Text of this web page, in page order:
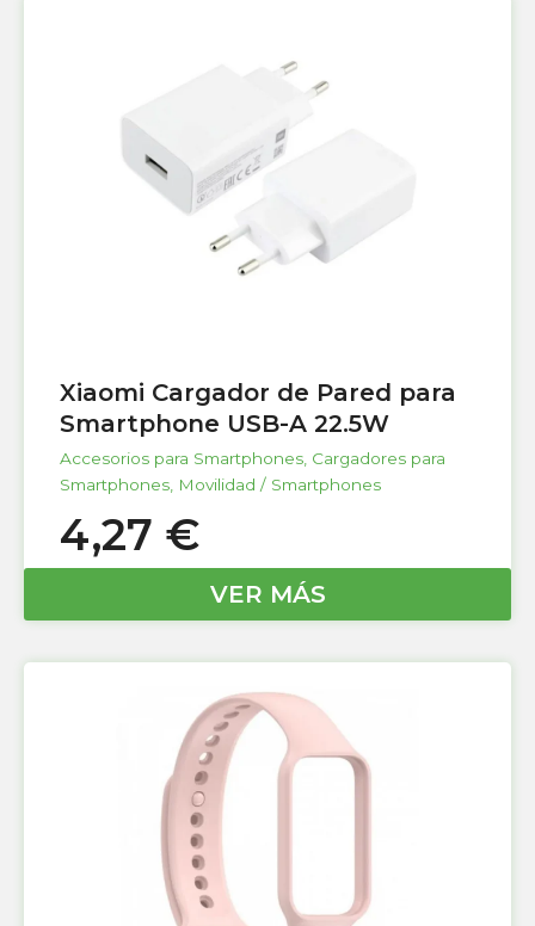
Xiaomi Cargador de Pared para
Smartphone USB-A 22.5W
Accesorios para Smartphones, Cargadores para
Smartphones, Movilidad / Smartphones
4,27 €
VER MÁS